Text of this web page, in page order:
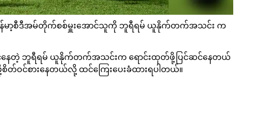
န်မာ့စီဒီအမ်တိုက်စစ်မှူးအောင်သူကို ဘူရီရမ် ယူနိုက်တက်အသင်း က
င်နေတဲ့ ဘူရီရမ် ယူနိုက်တက်အသင်းက ရောင်းထုတ်ဖို့ပြင်ဆင်နေတယ်
င်စားနေတယ်လို့ ထင်ကြေးပေးခံထားရပါတယ်။